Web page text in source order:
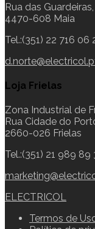
Rua das Guardeiras,
4470-608 Maia
Tel.:(351) 22 716 06
Loja Frielas
Zona Industrial de
Rua Cidade do
2660-026 Frielas
Tel.:(351) 21 989 89
ELECTRICOL
Termos de